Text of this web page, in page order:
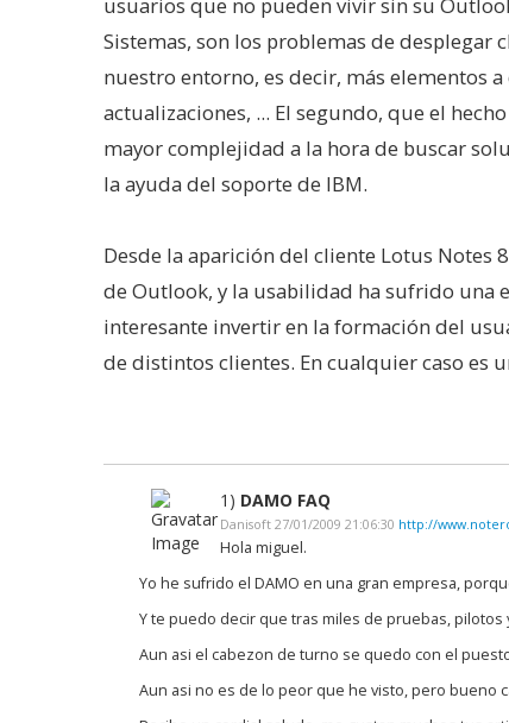
Sistemas, son los problemas de desplegar
nuestro entorno, es decir, más elementos
actualizaciones, ... El segundo, que el
mayor complejidad a la hora de buscar
la ayuda del soporte de IBM.
Desde la aparición del cliente Lotus Notes
de Outlook, y la usabilidad ha sufrido una
interesante invertir en la formación del
de distintos clientes. En cualquier caso es
1) DAMO FAQ
Danisoft 27/01/2009 21:06:30 http://
Hola miguel.
Yo he sufrido el DAMO en una gran empresa,
Y te puedo decir que tras miles de pruebas,
Aun asi el cabezon de turno se quedo con el
Aun asi no es de lo peor que he visto, pero bueno